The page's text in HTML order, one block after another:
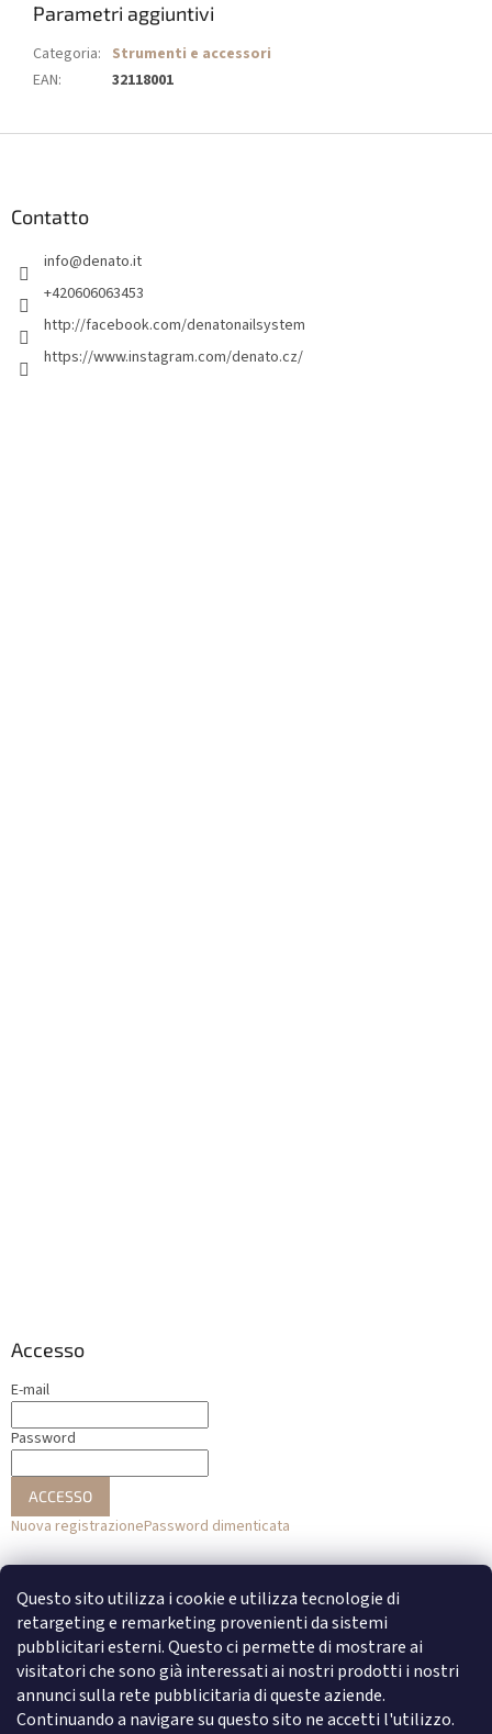
Questo sito utilizza i cookie e utilizza tecnologie di
retargeting e remarketing provenienti da sistemi
pubblicitari esterni. Questo ci permette di mostrare ai
visitatori che sono già interessati ai nostri prodotti i nostri
annunci sulla rete pubblicitaria di queste aziende.
Continuando a navigare su questo sito ne accetti l'utilizzo.
Parametri aggiuntivi
Categoria: Strumenti e accessori
EAN: 32118001
Contatto
info@denato.it
+420606063453
http://facebook.com/denatonailsystem
https://www.instagram.com/denato.cz/
Accesso
E-mail
Password
ACCESSO
Nuova registrazionePassword dimenticata
o
Accesso con Facebook
Accesso con Google